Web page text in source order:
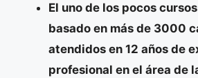
El uno de los pocos
basado en más de 3000
atendidos en 12 años de
profesional en el área de